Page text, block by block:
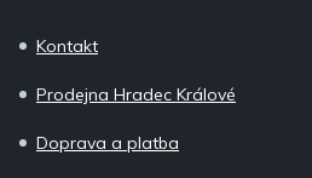
Kontakt
Prodejna Hradec Králové
Doprava a platba